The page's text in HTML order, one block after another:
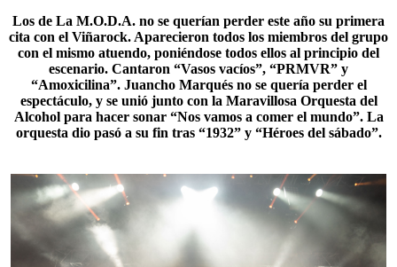
Los de La M.O.D.A. no se querían perder este año su primera
cita con el Viñarock. Aparecieron todos los miembros del grupo
con el mismo atuendo, poniéndose todos ellos al principio del
escenario. Cantaron “Vasos vacíos”, “PRMVR” y
“Amoxicilina”. Juancho Marqués no se quería perder el
espectáculo, y se unió junto con la Maravillosa Orquesta del
Alcohol para hacer sonar “Nos vamos a comer el mundo”. La
orquesta dio pasó a su fin tras “1932” y “Héroes del sábado”.